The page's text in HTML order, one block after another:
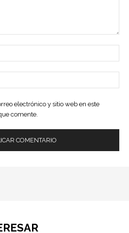
electrónico y sitio web en este
comente.